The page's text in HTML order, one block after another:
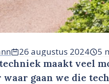
26 augustus 2024 5
maakt veel
waar gaan we die